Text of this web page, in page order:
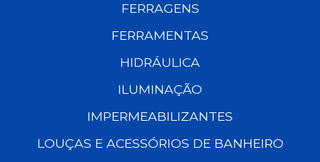
FERRAGENS
FERRAMENTAS
HIDRÁULICA
ILUMINAÇÃO
IMPERMEABILIZANTES
LOUÇAS E ACESSÓRIOS DE BANHEIRO